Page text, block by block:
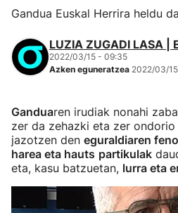
Gandua Euskal Herrira heldu da
LUZIA ZUGADI LASA |
2022/03/15 - 09:35
Azken eguneratzea 2022/03/
Ganduaren irudiak nonahi
zer da zehazki eta zer
jazotzen den eguraldiaren
harea eta hauts partikulak
eta, kasu batzuetan, lurra eta